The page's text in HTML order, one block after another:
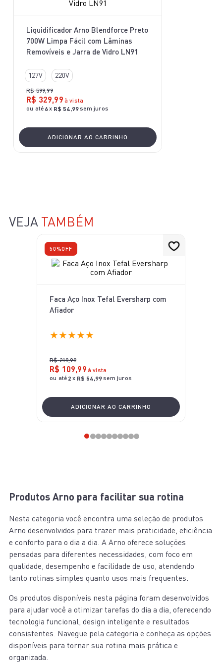
Liquidificador Arno Blendforce Preto
700W Limpa Fácil com Lâminas
Removíveis e Jarra de Vidro LN91
127V 220V
R$ 599,99
R$ 329,99 à vista
ou até 6x R$ 54,99sem juros
ADICIONAR AO CARRINHO
VEJA TAMBÉM
50%OFF
Faca Aço Inox Tefal Eversharp com
Afiador
★★★★★
R$ 219,99
R$ 109,99 à vista
ou até 2 x R$ 54,99sem juros
ADICIONAR AO CARRINHO
Produtos Arno para facilitar sua rotina
Nesta categoria você encontra uma seleção de produtos
Arno desenvolvidos para trazer mais praticidade, eficiência
e conforto para o dia a dia. A Arno oferece soluções
pensadas para diferentes necessidades, com foco em
qualidade, desempenho e facilidade de uso, atendendo
tanto rotinas simples quanto usos mais frequentes.
Os produtos disponíveis nesta página foram desenvolvidos
para ajudar você a otimizar tarefas do dia a dia, oferecendo
tecnologia funcional, design inteligente e resultados
consistentes. Navegue pela categoria e conheça as opções
disponíveis para tornar sua rotina mais prática e
organizada.